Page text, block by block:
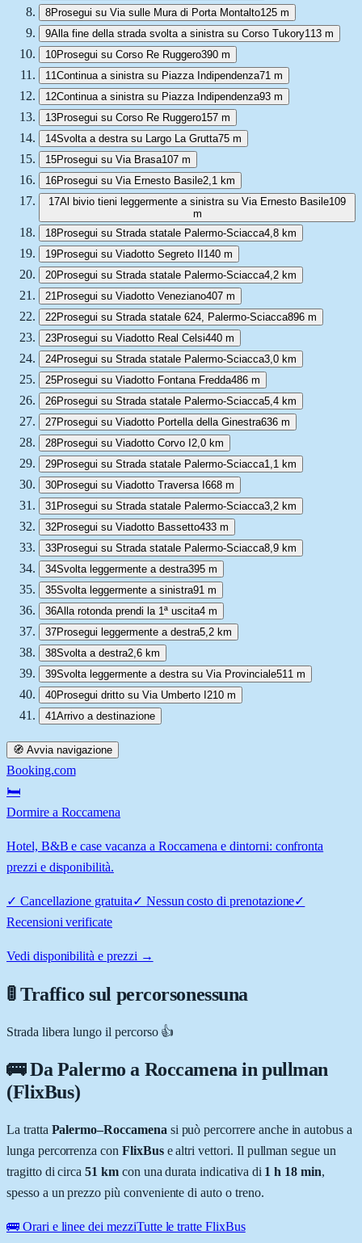
8Prosegui su Via sulle Mura di Porta Montalto125 m
9Alla fine della strada svolta a sinistra su Corso Tukory113 m
10Prosegui su Corso Re Ruggero390 m
11Continua a sinistra su Piazza Indipendenza71 m
12Continua a sinistra su Piazza Indipendenza93 m
13Prosegui su Corso Re Ruggero157 m
14Svolta a destra su Largo La Grutta75 m
15Prosegui su Via Brasa107 m
16Prosegui su Via Ernesto Basile2,1 km
17Al bivio tieni leggermente a sinistra su Via Ernesto Basile109
m
18Prosegui su Strada statale Palermo-Sciacca4,8 km
19Prosegui su Viadotto Segreto II140 m
20Prosegui su Strada statale Palermo-Sciacca4,2 km
21 Prosegui su Viadotto Veneziano407 m
22Prosegui su Strada statale 624, Palermo-Sciacca896 m
23Prosegui su Viadotto Real Celsi440 m
24Prosegui su Strada statale Palermo-Sciacca3,0 km
25Prosegui su Viadotto Fontana Fredda486 m
26Prosegui su Strada statale Palermo-Sciacca5,4 km
27Prosegui su Viadotto Portella della Ginestra636 m
28Prosegui su Viadotto Corvo I2,0 km
29Prosegui su Strada statale Palermo-Sciacca1,1 km
30Prosegui su Viadotto Traversa I668 m
31 Prosegui su Strada statale Palermo-Sciacca3,2 km
32Prosegui su Viadotto Bassetto433 m
33Prosegui su Strada statale Palermo-Sciacca8,9 km
34Svolta leggermente a destra395 m
35Svolta leggermente a sinistra91 m
36Alla rotonda prendi la 1ª uscita4 m
37Prosegui leggermente a destra5,2 km
38Svolta a destra2,6 km
39Svolta leggermente a destra su Via Provinciale511 m
40Prosegui dritto su Via Umberto I210 m
41Arrivo a destinazione
🧭 Avvia navigazione
Booking.com
🛏️
Dormire a Roccamena
Hotel, B&B e case vacanza a Roccamena e dintorni: confronta
prezzi e disponibilità.
✓ Cancellazione gratuita✓ Nessun costo di prenotazione✓
Recensioni verificate
Vedi disponibilità e prezzi →
🚦 Traffico sul percorsonessuna
Strada libera lungo il percorso 👍
🚌 DaPalermo a Roccamenain pullman
(FlixBus)
La tratta Palermo–Roccamena si può percorrere anche in autobus a
lunga percorrenza con FlixBuse altri vettori. Il pullman segue un
tragitto di circa 51 kmcon una durata indicativa di 1 h 18 min,
spesso a un prezzo più conveniente di auto o treno.
🚌 Orari e linee dei mezziTutte le tratte FlixBus